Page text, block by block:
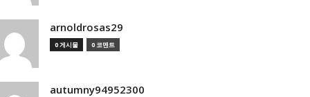
arnoldrosas29
0 게시물 0 코멘트
autumny94952300